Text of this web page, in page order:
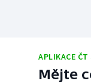
APLIKACE ČT
Mějte